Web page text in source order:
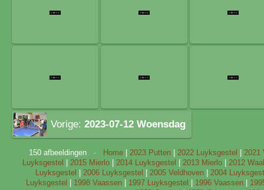
Vorige: 2023-07-12 Woensdag
150 afbeeldingen · Home 2023 Putten 2022 Luyksgestel
2021
Luyksgestel
|2015 Mierlo |2014 Luyksgestel |2013 Mierlo |2012
Luyksgestel
2006 Luyksgestel 2005 Veldhoven
2004
Luyksgestel
1998 Vaassen 1997 Luyksgestel 1996 Vaassen